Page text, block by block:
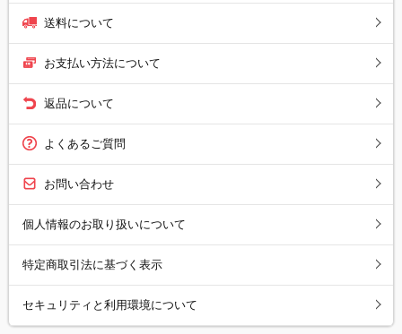
送料について
お支払い方法について
返品について
よくあるご質問
お問い合わせ
個人情報のお取り扱いについて
特定商取引法に基づく表示
セキュリティと利用環境について